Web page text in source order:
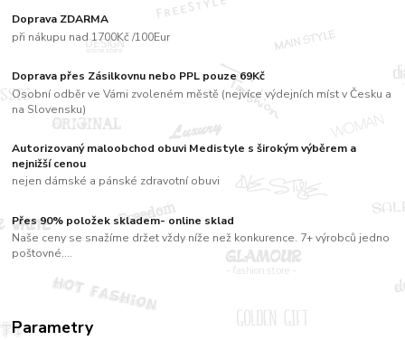
Doprava ZDARMA
při nákupu nad 1700Kč /100Eur
Doprava přes Zásilkovnu nebo PPL pouze 69Kč
Osobní odběr ve Vámi zvoleném městě (nejvíce výdejních míst v Česku a
na Slovensku)
Autorizovaný maloobchod obuvi Medistyle s širokým výběrem a
nejnižší cenou
nejen dámské a pánské zdravotní obuvi
Přes 90% položek skladem- online sklad
Naše ceny se snažíme držet vždy níže než konkurence. 7+ výrobců jedno
poštovné....
Parametry